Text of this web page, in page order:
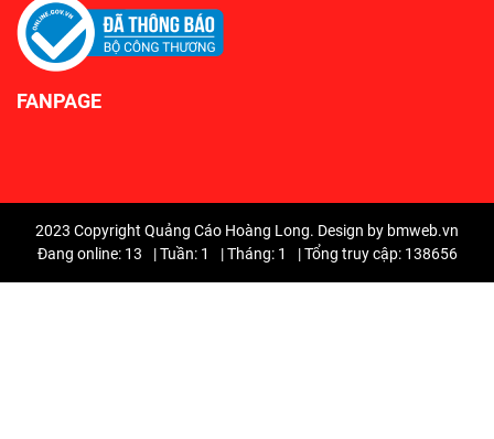
FANPAGE
2023 Copyright Quảng Cáo Hoàng Long. Design by bmweb.vn
Đang online: 13
|Tuần: 1 |Tháng: 1 |Tổng truy cập: 138656